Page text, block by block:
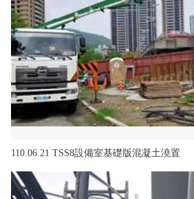
110.06.21 TSS8設備室基礎版混凝土澆置